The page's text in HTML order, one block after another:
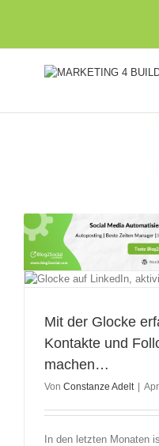
Mit der Glocke
Kontakte und
machen…
Von Constanze Adelt |
In den letzten Monaten